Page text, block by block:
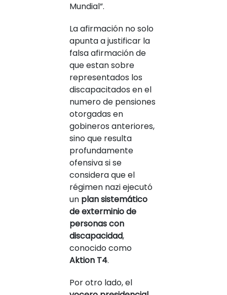
Mundial”.
La afirmación no solo
apunta a justificar la
falsa afirmación de
que estan sobre
representados los
discapacitados en el
numero de pensiones
otorgadas en
gobineros anteriores,
sino que resulta
profundamente
ofensiva si se
considera que el
régimen nazi ejecutó
un plan sistemático
de exterminio de
personas con
discapacidad,
conocido como
Aktion T4.
Por otro lado, el